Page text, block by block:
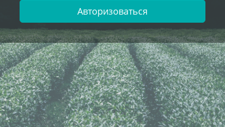
Авторизоваться